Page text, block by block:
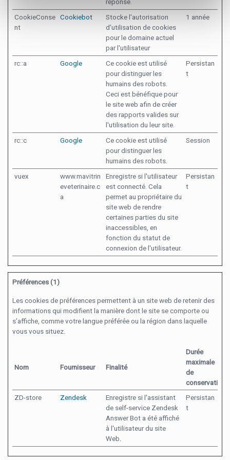
CookieConse
nt
Cookiebot
Stocke l'autorisation
d'utilisation de cookies
pour le domaine actuel
par l'utilisateur
1 année
rc::a Google
Ce cookie est utilisé
pour distinguer les
humains des robots.
Ceci est bénéfique pour
le site web afin de créer
des rapports valides sur
l'utilisation du leur site.
Persistan
t
rc::c Google
Ce cookie est utilisé
pour distinguer les
humains des robots.
Session
vuex
www.mavitrin
eveterinaire.c
a
Enregistre si l'utilisateur
est connecté. Cela
permet au propriétaire du
site web de rendre
certaines parties du site
inaccessibles, en
fonction du statut de
connexion de l'utilisateur.
Persistan
t
Préférences (1)
Les cookies de préférences permettent à un site web de retenir des
informations qui modifient la manière dont le site se comporte ou
s’affiche, comme votre langue préférée ou la région dans laquelle
vous vous situez.
Nom Fournisseur Finalité
Durée
maximale
de
conservation
ZD-store
Zendesk
Enregistre si l'assistant
de self-service Zendesk
Answer Bot a été affiché
à l'utilisateur du site
Web.
Persistan
t